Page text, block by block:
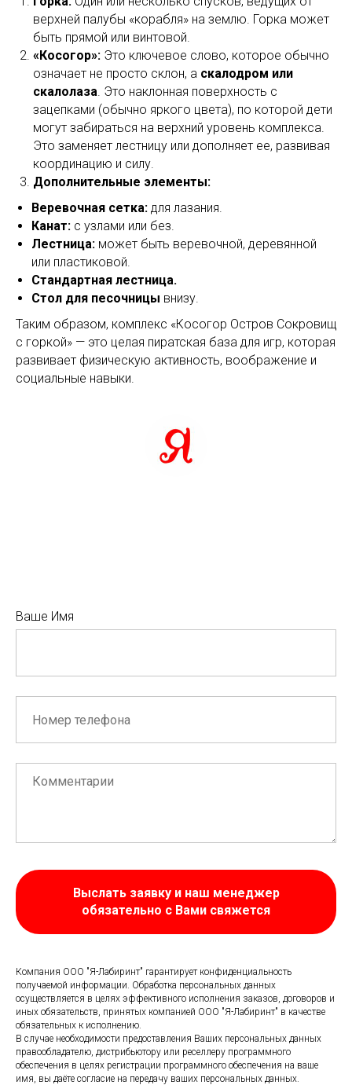
верхней палубы «корабля» на землю. Горка может
быть прямой или винтовой.
«Косогор»: Это ключевое слово, которое обычно
означает не просто склон, а скалодром или
скалолаза. Это наклонная поверхность с
зацепками (обычно яркого цвета), по которой дети
могут забираться на верхний уровень комплекса.
Это заменяет лестницу или дополняет ее, развивая
координацию и силу.
Дополнительные элементы:
Веревочная сетка: для лазания.
Канат: с узлами или без.
Лестница: может быть веревочной, деревянной
или пластиковой.
Стандартная лестница.
Стол для песочницы внизу.
Таким образом, комплекс «Косогор Остров Сокровищ
с горкой» — это целая пиратская база для игр, которая
развивает физическую активность, воображение и
социальные навыки.
Ваше Имя
Выслать заявку и наш менеджер
обязательно с Вами свяжется
Компания ООО "Я-Лабиринт" гарантирует конфиденциальность
получаемой информации. Обработка персональных данных
осуществляется в целях эффективного исполнения заказов, договоров и
иных обязательств, принятых компанией ООО "Я-Лабиринт" в качестве
обязательных к исполнению.
В случае необходимости предоставления Ваших персональных данных
правообладателю, дистрибьютору или реселлеру программного
обеспечения в целях регистрации программного обеспечения на ваше
имя, вы даёте согласие на передачу ваших персональных данных.